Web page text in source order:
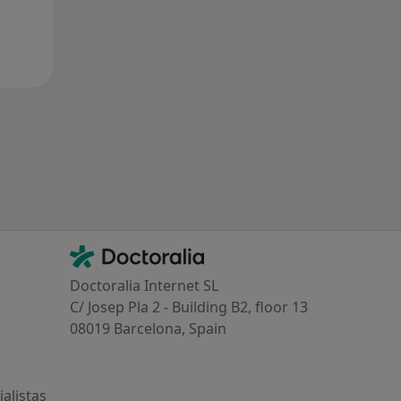
Contacto
Doctoralia - Página de inicio
Doctoralia Internet SL
C/ Josep Pla 2 - Building B2, floor 13
08019 Barcelona, Spain